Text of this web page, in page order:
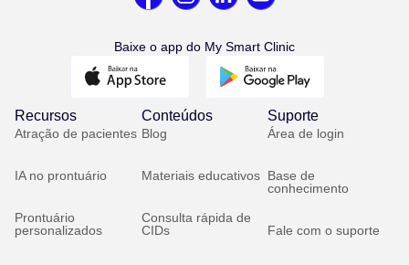
Baixe o app do My Smart Clinic
Recursos
Atração de pacientes
IA no prontuário
Prontuário
personalizados
Conteúdos
Blog
Materiais educativos
Consulta rápida de
CIDs
Suporte
Área de login
Base de
conhecimento
Fale com o suporte